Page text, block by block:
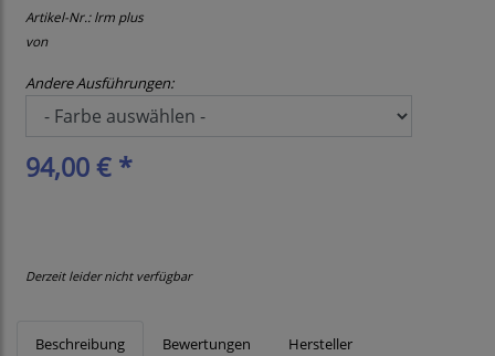
Artikel-Nr.:lrm plus
von
Andere Ausführungen:
94,00 € *
Derzeit leider nicht verfügbar
Beschreibung Bewertungen Hersteller